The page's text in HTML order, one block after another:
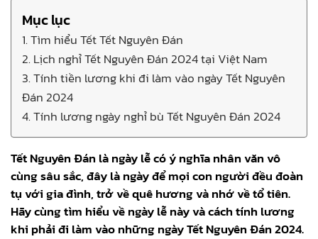
Mục lục
1. Tìm hiểu Tết Tết Nguyên Đán
2. Lịch nghỉ Tết Nguyên Đán 2024 tại Việt Nam
3. Tính tiền lương khi đi làm vào ngày Tết Nguyên
Đán 2024
4. Tính lương ngày nghỉ bù Tết Nguyên Đán 2024
Tết Nguyên Đán là ngày lễ có ý nghĩa nhân văn vô
cùng sâu sắc, đây là ngày để mọi con người đều đoàn
tụ với gia đình, trở về quê hương và nhớ về tổ tiên.
Hãy cùng tìm hiểu về ngày lễ này và cách tính lương
khi phải đi làm vào những ngày Tết Nguyên Đán 2024.